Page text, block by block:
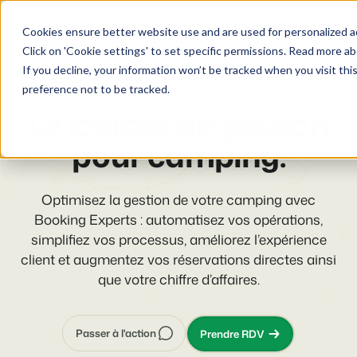
Cookies ensure better website use and are used for
Click on 'Cookie settings' to set specific permissions. Read more
If you decline, your information won’t be tracked when you visit
preference not to be tracked.
Démo
Plateforme
Moteur de Réservation
Boostez les réservations directes via votre site web.
Intelligence économique
Intégration de site web
Vous avez déjà un site web ? L'intégration est possible.
Campings
Aires de camping, tentes de glamping et caravanes.
Villages de vacances
Stations de ski, de bien-être, de plongée et de golf.
Connaissance
Suivez des cours en ligne et devenez un expert.
Découvrez les tendances du secteur et des conseils pratiques.
Tarifs
Témoignages
Se connecter
PMS pour les campings
pour camping.
Optimisez la gestion de votre camping avec
Booking Experts : automatisez vos opérations,
simplifiez vos processus, améliorez l’expérience
client et augmentez vos réservations directes ainsi
que votre chiffre d’affaires.
Passer à l'action Prendre RDV